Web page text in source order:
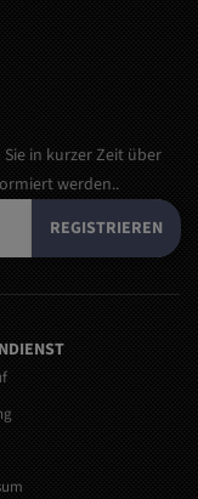
in kurzer Zeit über
werden..
REGISTRIEREN